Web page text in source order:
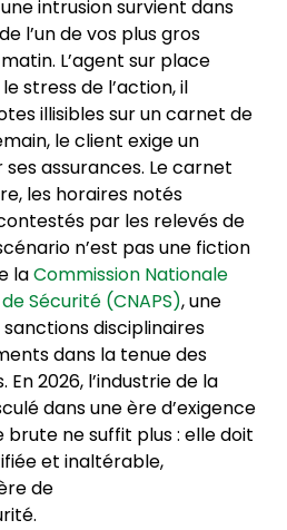
intrusion survient dans
l’un de vos plus gros
L’agent sur place
stress de l’action, il
illisibles sur un carnet de
le client exige un
assurances. Le carnet
les horaires notés
par les relevés de
n’est pas une fiction
laCommission Nationale
Sécurité (CNAPS), une
disciplinaires
dans la tenue des
2026, l’industrie de la
dans une ère d’exigence
brute ne suffit plus : elle doit
et inaltérable,
de